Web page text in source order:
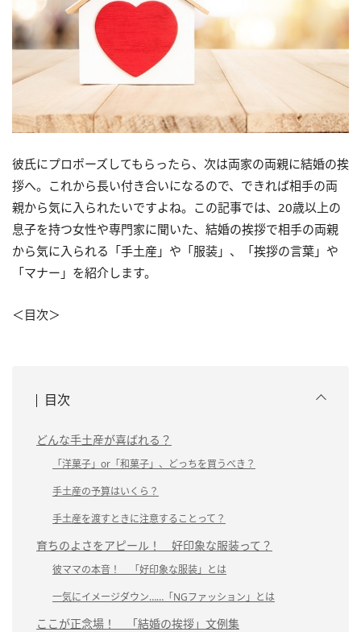
彼氏にプロポーズしてもらったら、次は両家の両親に結婚の挨
拶へ。これから長い付き合いになるので、できれば相手の両
親から気に入られたいですよね。この記事では、20歳以上の
息子を持つ女性や専門家に聞いた、結婚の挨拶で相手の両親
から気に入られる「手土産」や「服装」、「挨拶の言葉」や
「マナー」を紹介します。
＜目次＞
目次
どんな手土産が喜ばれる？
「洋菓子」or「和菓子」、どっちを買うべき？
手土産の予算はいくら？
手土産を渡すときに注意することって？
育ちのよさをアピール！ 好印象な服装って？
彼ママの本音！ 「好印象な服装」とは
一気にイメージダウン……「NGファッション」とは
ここが正念場！ 「結婚の挨拶」文例集